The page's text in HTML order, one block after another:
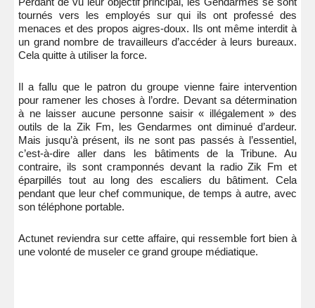
tournés vers les employés sur qui ils ont professé des
menaces et des propos aigres-doux. Ils ont même interdit à
un grand nombre de travailleurs d’accéder à leurs bureaux.
Cela quitte à utiliser la force.
Il a fallu que le patron du groupe vienne faire intervention
pour ramener les choses à l’ordre. Devant sa détermination
à ne laisser aucune personne saisir « illégalement » des
outils de la Zik Fm, les Gendarmes ont diminué d’ardeur.
Mais jusqu’à présent, ils ne sont pas passés à l’essentiel,
c’est-à-dire aller dans les bâtiments de la Tribune. Au
contraire, ils sont cramponnés devant la radio Zik Fm et
éparpillés tout au long des escaliers du bâtiment. Cela
pendant que leur chef communique, de temps à autre, avec
son téléphone portable.
Actunet reviendra sur cette affaire, qui ressemble fort bien à
une volonté de museler ce grand groupe médiatique.